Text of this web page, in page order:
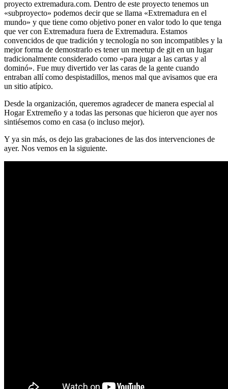
proyecto extremadura.com. Dentro de este proyecto tenemos un
«subproyecto» podemos decir que se llama «Extremadura en el
mundo» y que tiene como objetivo poner en valor todo lo que tenga
que ver con Extremadura fuera de Extremadura. Estamos
convencidos de que tradición y tecnología no son incompatibles y la
mejor forma de demostrarlo es tener un meetup de git en un lugar
tradicionalmente considerado como «para jugar a las cartas y al
dominó». Fue muy divertido ver las caras de la gente cuando
entraban allí como despistadillos, menos mal que avisamos que era
un sitio atípico.
Desde la organización, queremos agradecer de manera especial al
Hogar Extremeño y a todas las personas que hicieron que ayer nos
sintiésemos como en casa (o incluso mejor).
Y ya sin más, os dejo las grabaciones de las dos intervenciones de
ayer. Nos vemos en la siguiente.